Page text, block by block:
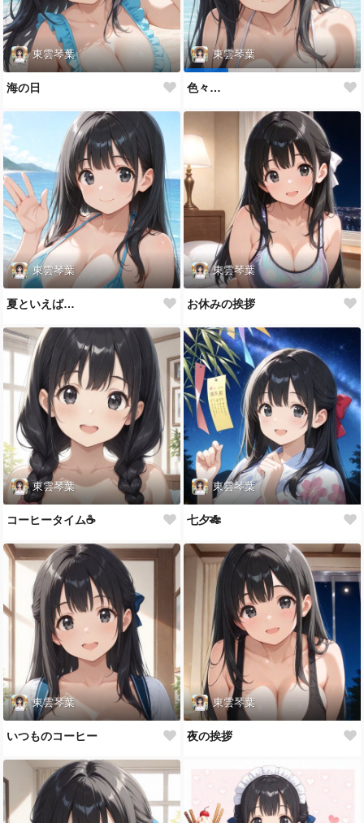
東雲琴葉
海の日
東雲琴葉
色々…
東雲琴葉
夏といえば…
東雲琴葉
お休みの挨拶
東雲琴葉
コーヒータイム☕️
東雲琴葉
七夕🎋
東雲琴葉
いつものコーヒー
東雲琴葉
夜の挨拶